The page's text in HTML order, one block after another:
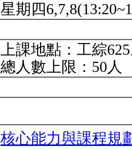
星期四
上課地點：工綜
總人數上限：50人
核心能力與課程規